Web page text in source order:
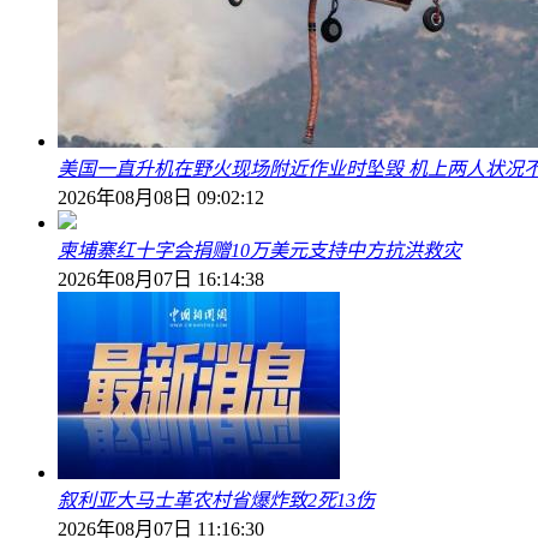
美国一直升机在野火现场附近作业时坠毁 机上两人状况
2026年08月08日 09:02:12
柬埔寨红十字会捐赠10万美元支持中方抗洪救灾
2026年08月07日 16:14:38
叙利亚大马士革农村省爆炸致2死13伤
2026年08月07日 11:16:30